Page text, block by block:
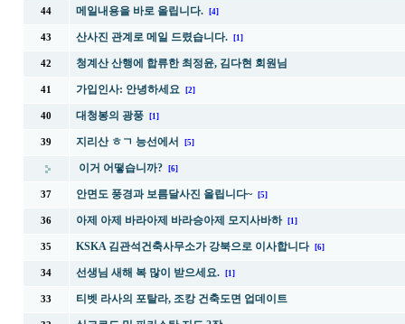
44 메일내용을 바로 올립니다. [4]
43 산사진 관계로 메일 드렸습니다. [1]
42 청계산 산행에 합류한 최정윤, 김다현 회원님
41 가입인사: 안녕하세요 [2]
40 대청봉의 광풍 [1]
39 지리산 ㅎㄱ 능선에서 [5]
이거 어떻습니까? [6]
37 안면도 풍경과 보름달사진 올립니다~ [5]
36 아제 아제 바라아제 바라승아제 모지사바하 [1]
35 KSKA 김관석건축사무소가 강북으로 이사합니다 [6]
34 선생님 새해 복 많이 받으세요. [1]
33 티벳 라사의 포탈라, 조캉 건축도면 업데이트